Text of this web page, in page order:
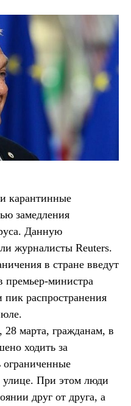
карантинные
замедления
Данную
журналисты Reuters.
в стране введут
премьер-министра
распространения
28 марта, гражданам, в
ходить за
ограниченные
улице. При этом люди
друг от друга, а